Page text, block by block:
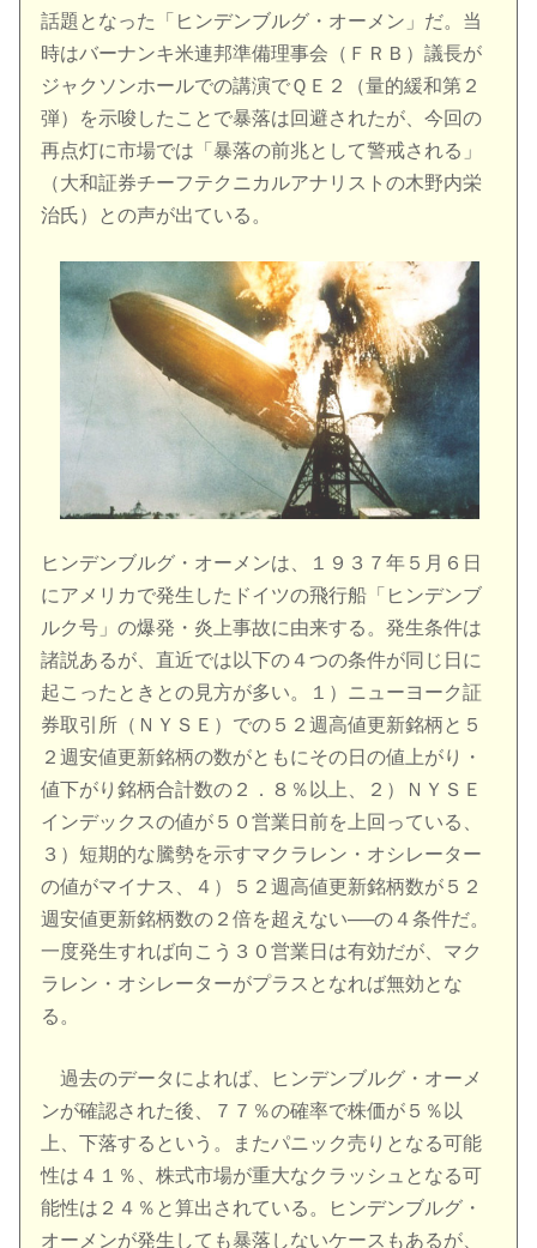
話題となった「ヒンデンブルグ・オーメン」だ。当
時はバーナンキ米連邦準備理事会（ＦＲＢ）議長が
ジャクソンホールでの講演でＱＥ２（量的緩和第２
弾）を示唆したことで暴落は回避されたが、今回の
再点灯に市場では「暴落の前兆として警戒される」
（大和証券チーフテクニカルアナリストの木野内栄
治氏）との声が出ている。
ヒンデンブルグ・オーメンは、１９３７年５月６日
にアメリカで発生したドイツの飛行船「ヒンデンブ
ルク号」の爆発・炎上事故に由来する。発生条件は
諸説あるが、直近では以下の４つの条件が同じ日に
起こったときとの見方が多い。１）ニューヨーク証
券取引所（ＮＹＳＥ）での５２週高値更新銘柄と５
２週安値更新銘柄の数がともにその日の値上がり・
値下がり銘柄合計数の２．８％以上、２）ＮＹＳＥ
インデックスの値が５０営業日前を上回っている、
３）短期的な騰勢を示すマクラレン・オシレーター
の値がマイナス、４）５２週高値更新銘柄数が５２
週安値更新銘柄数の２倍を超えない──の４条件だ。
一度発生すれば向こう３０営業日は有効だが、マク
ラレン・オシレーターがプラスとなれば無効とな
る。
過去のデータによれば、ヒンデンブルグ・オーメ
ンが確認された後、７７％の確率で株価が５％以
上、下落するという。またパニック売りとなる可能
性は４１％、株式市場が重大なクラッシュとなる可
能性は２４％と算出されている。ヒンデンブルグ・
オーメンが発生しても暴落しないケースもあるが、